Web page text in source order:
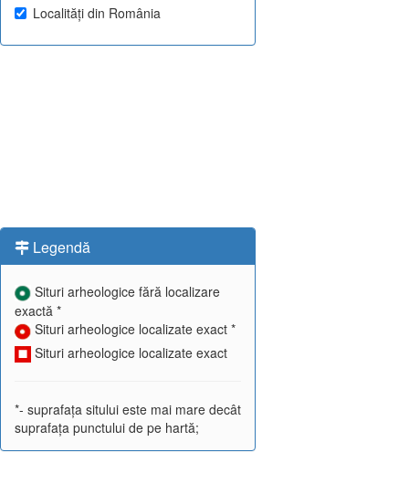
Localități din România
Legendă
Situri arheologice fără localizare
exactă *
Situri arheologice localizate exact *
Situri arheologice localizate exact
*- suprafața sitului este mai mare decât
suprafața punctului de pe hartă;